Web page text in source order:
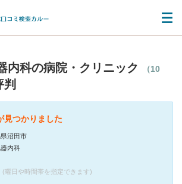
内科の病院・クリニック
（10
判
見つかりました
沼田市
内科
(曜日や時間帯を指定できます)